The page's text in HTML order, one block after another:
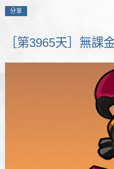
分享
［第3965天］無課